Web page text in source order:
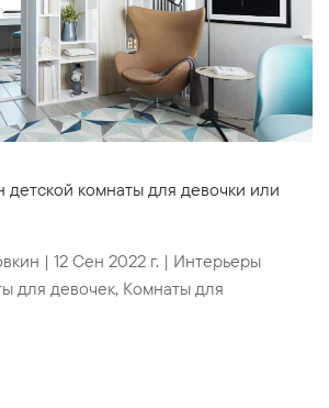
детской комнаты для девочки или
| 12 Сен 2022 г. | Интерьеры
для девочек, Комнаты для